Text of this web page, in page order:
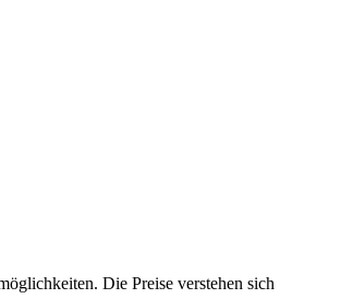
Die Preise verstehen sich